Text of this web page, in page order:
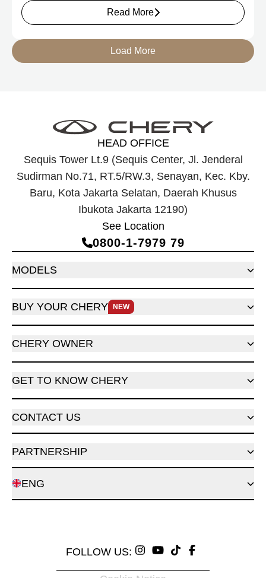
tersebut, Menteri Perindustrian meninjau dua produk
elektrifikasi terbaru Chery, yakni Chery Q, compact EV
berteknologi Range-Extended Electric Vehicle (REEV) yang
dirancang untuk mendukung perjalanan jarak jauh.
Read More
Load More
HEAD OFFICE
Sequis Tower Lt.9 (Sequis Center, Jl. Jenderal
Sudirman No.71, RT.5/RW.3, Senayan, Kec. Kby.
Baru, Kota Jakarta Selatan, Daerah Khusus
Ibukota Jakarta 12190)
See Location
0800‑1‑7979 79
MODELS
BUY YOUR CHERY NEW
CHERY OWNER
GET TO KNOW CHERY
CONTACT US
PARTNERSHIP
ENG
FOLLOW US: